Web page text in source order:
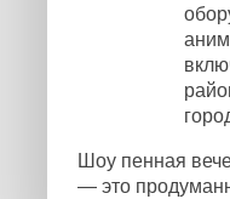
Шоу пенная
— это